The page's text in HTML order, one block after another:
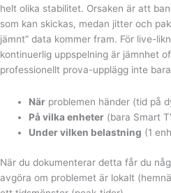
helt olika stabilitet. Orsaken är att
som kan skickas, medan jitter och
jämnt” data kommer fram. För live-
kontinuerlig uppspelning är jämnhet
professionellt prova-upplägg inte
När problemen händer (tid på
På vilka enheter (bara Smart
Under vilken belastning (1
När du dokumenterar detta får du
avgöra om problemet är lokalt